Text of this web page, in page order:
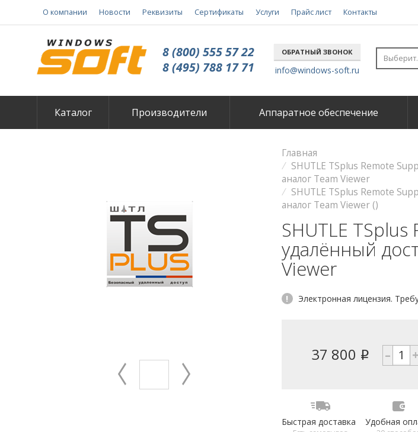
О компании Новости Реквизиты Сертификаты Услуги Прайс лист Контакты
8 (800) 555 57 22
8 (495) 788 17 71
ОБРАТНЫЙ ЗВОНОК
info@windows-soft.ru
Каталог Производители Аппаратное обеспечение
Главная
SHUTLE TSplus Remote
аналог Team Viewer
SHUTLE TSplus Remote
аналог Team Viewer ()
SHUTLE
удалённый
Viewer
! Электронная лицензия.
37 800 i – +
Быстрая доставка Удобная